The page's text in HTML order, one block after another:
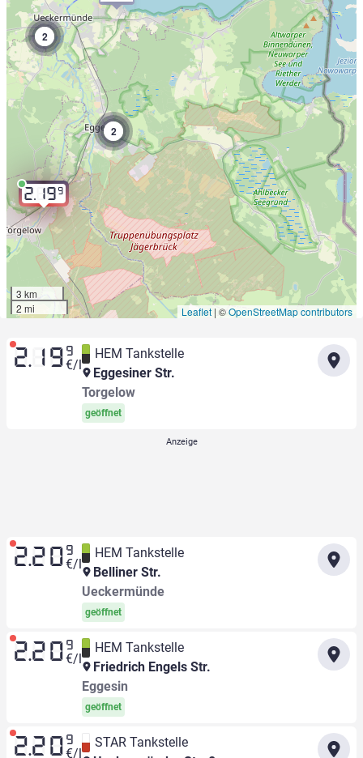
2.199
2
2
3 km
2 mi
Leaflet | ©OpenStreetMap contributors
2.19 9
€/l
HEM Tankstelle
Eggesiner Str.
Torgelow
geöffnet
2.20 9
€/l
HEM Tankstelle
Belliner Str.
Ueckermünde
geöffnet
2.20 9
€/l
HEM Tankstelle
Friedrich Engels Str.
Eggesin
geöffnet
2.20 9
€/l
STAR Tankstelle